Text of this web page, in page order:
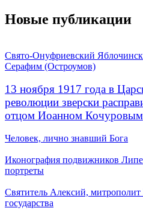
Новые публикации
Свято-Онуфриевский
Серафим (Остроумов)
13 ноября 1917 года в
революции зверски
отцом Иоанном Кочуровым
Человек, лично знавший Бога
Иконография подвижников
портреты
Святитель Алексий,
государства